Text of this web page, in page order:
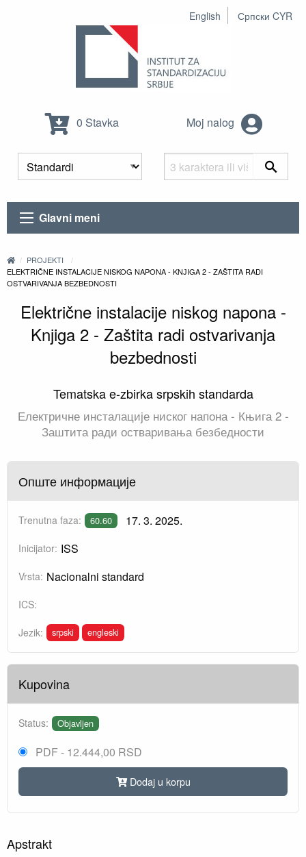
English Српски CYR
0 Stavka Moj nalog
Glavni meni
PROJEKTI
ELEKTRIČNE INSTALACIJE NISKOG NAPONA - KNЈIGA 2 - ZAŠTITA RADI
OSTVARIVANJA BEZBEDNOSTI
Električne instalacije niskog napona -
Knјiga 2 - Zaštita radi ostvarivanja
bezbednosti
Tematska e-zbirka srpskih standarda
Електричне инсталације ниског напона - Књига 2 -
Заштита ради остваривања безбедности
Опште информације
Trenutna faza: 60.60 17. 3. 2025.
Inicijator: ISS
Vrsta: Nacionalni standard
ICS:
Jezik: srpski engleski
Kupovina
Status: Objavljen
PDF - 12.444,00 RSD
Dodaj u korpu
Apstrakt